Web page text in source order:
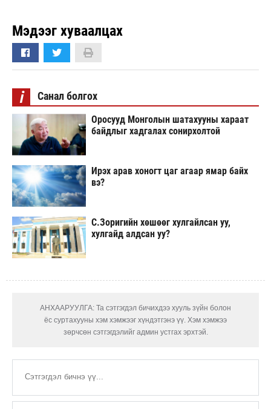
Мэдээг хуваалцах
i Санал болгох
Оросууд Монголын шатахууны хараат
байдлыг хадгалах сонирхолтой
Ирэх арав хоногт цаг агаар ямар байх
вэ?
С.Зоригийн хөшөөг хулгайлсан уу,
хулгайд алдсан уу?
АНХААРУУЛГА: Та сэтгэгдэл бичихдээ хууль зүйн болон
ёс суртахууны хэм хэмжээг хүндэтгэнэ үү. Хэм хэмжээ
зөрчсөн сэтгэгдэлийг админ устгах эрхтэй.